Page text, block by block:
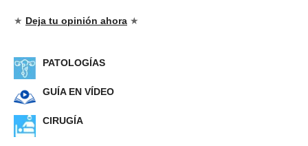
★ Deja tu opinión ahora ★
PATOLOGÍAS
GUÍA EN VÍDEO
CIRUGÍA